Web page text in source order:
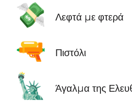
💸 Λεφτά με φτερά
🔫 Πιστόλι
🗽 Άγαλμα της